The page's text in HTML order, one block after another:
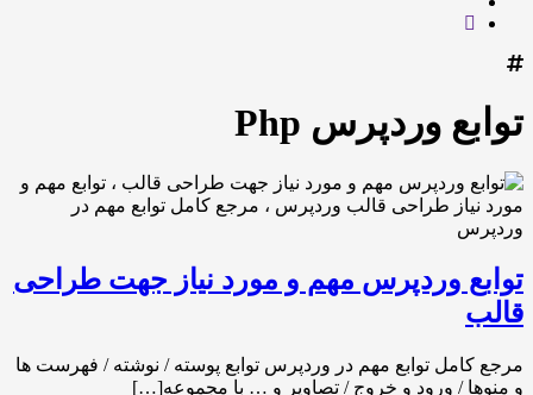
توابع وردپرس Php
توابع وردپرس مهم و مورد نیاز جهت طراحی
قالب
مرجع کامل توابع مهم در وردپرس توابع پوسته / نوشته / فهرست ها
و منوها / ورود و خروج / تصاویر و … با مجموعه[…]